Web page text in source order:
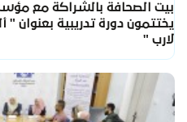
يختتمون دورة تدريبية بعنوان "
لارب "